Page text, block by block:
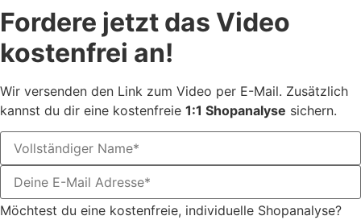
Fordere jetzt das Video
kostenfrei an!
Wir versenden den Link zum Video per E-Mail. Zusätzlich
kannst du dir eine kostenfreie 1:1 Shopanalyse sichern.
Möchtest du eine kostenfreie, individuelle Shopanalyse?